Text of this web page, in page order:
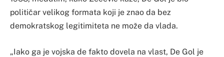
političar velikog formata koji je znao da bez
demokratskog legitimiteta ne može da vlada.
„Iako ga je vojska de fakto dovela na vlast, De Gol je